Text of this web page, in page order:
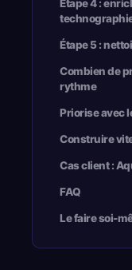
Étape 4 :
Étape 5 :
Combien de
rythme
Priorise avec
Construire
Cas client :
FAQ
Le faire soi-